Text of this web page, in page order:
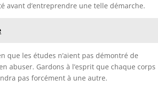
avant d’entreprendre une telle démarche.
que les études n’aient pas démontré de
abuser. Gardons à l’esprit que chaque corps
pas forcément à une autre.